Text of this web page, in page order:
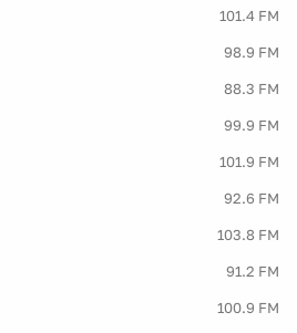
101.4 FM
98.9 FM
88.3 FM
99.9 FM
101.9 FM
92.6 FM
103.8 FM
91.2 FM
100.9 FM